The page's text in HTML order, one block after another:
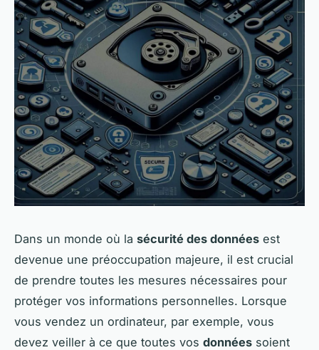
Dans un monde où la sécurité des données est
devenue une préoccupation majeure, il est crucial
de prendre toutes les mesures nécessaires pour
protéger vos informations personnelles. Lorsque
vous vendez un ordinateur, par exemple, vous
devez veiller à ce que toutes vos données soient